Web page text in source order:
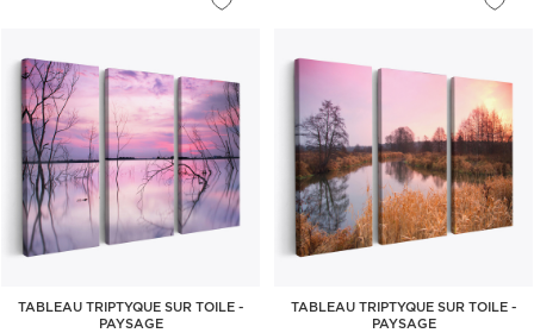
TABLEAU TRIPTYQUE SUR TOILE -
PAYSAGE
TABLEAU TRIPTYQUE SUR TOILE -
PAYSAGE